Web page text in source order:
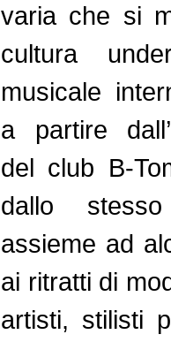
varia che si
cultura
musicale
a partire
del club B-
dallo
assieme ad
ai ritratti di
artisti, stilisti